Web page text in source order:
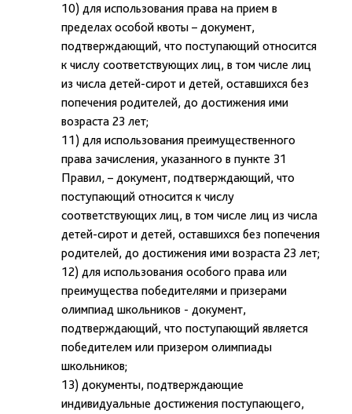
10) для использования права на прием в
пределах особой квоты – документ,
подтверждающий, что поступающий относится
к числу соответствующих лиц, в том числе лиц
из числа детей-сирот и детей, оставшихся без
попечения родителей, до достижения ими
возраста 23 лет;
11) для использования преимущественного
права зачисления, указанного в пункте 31
Правил, – документ, подтверждающий, что
поступающий относится к числу
соответствующих лиц, в том числе лиц из числа
детей-сирот и детей, оставшихся без попечения
родителей, до достижения ими возраста 23 лет;
12) для использования особого права или
преимущества победителями и призерами
олимпиад школьников - документ,
подтверждающий, что поступающий является
победителем или призером олимпиады
школьников;
13) документы, подтверждающие
индивидуальные достижения поступающего,